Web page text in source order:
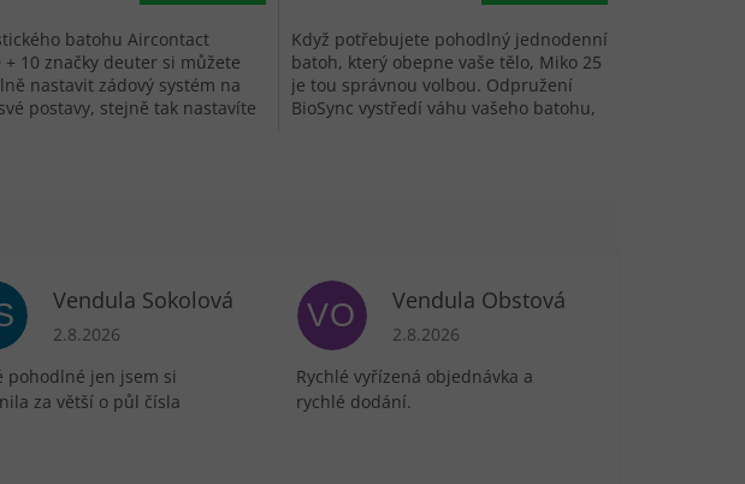
batohu Aircontact
+ 10 značky deuter si můžete
nastavit zádový systém na
postavy, stejně tak nastavíte
Když potřebujete pohodlný jednodenní
batoh, který obepne vaše tělo, Miko 25
je tou správnou volbou. Odpružení
BioSync vystředí váhu vašeho batohu,
Vendula Sokolová
Hodnocení obchodu je 5 z 5 hvězdiček.
2.8.2026
pohodlné jen jsem si
za větší o půl čísla
VO Vendula Obstová
Hodnocení obchodu je 5 z 5 hvězdiček.
2.8.2026
Rychlé vyřízená objednávka a
rychlé dodání.